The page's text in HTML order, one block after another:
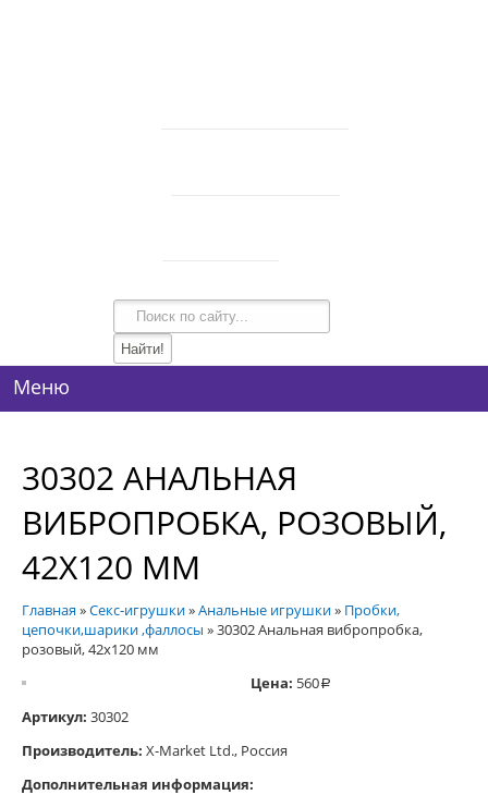
Меню
30302 АНАЛЬНАЯ
ВИБРОПРОБКА, РОЗОВЫЙ,
42Х120 ММ
Главная»Секс-игрушки»Анальные игрушки» Пробки,
цепочки,шарики ,фаллосы »30302 Анальная вибропробка,
розовый, 42х120 мм
Цена: 560a
Артикул: 30302
Производитель: X-Market Ltd., Россия
Дополнительная информация: